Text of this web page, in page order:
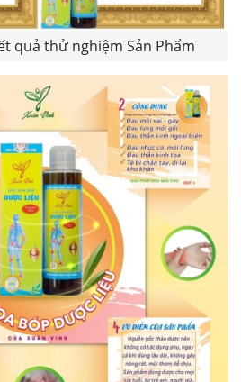
quả thử nghiệm Sản Phẩm